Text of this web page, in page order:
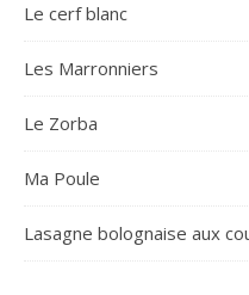
Le cerf blanc
Les Marronniers
Le Zorba
Ma Poule
Lasagne bolognaise aux